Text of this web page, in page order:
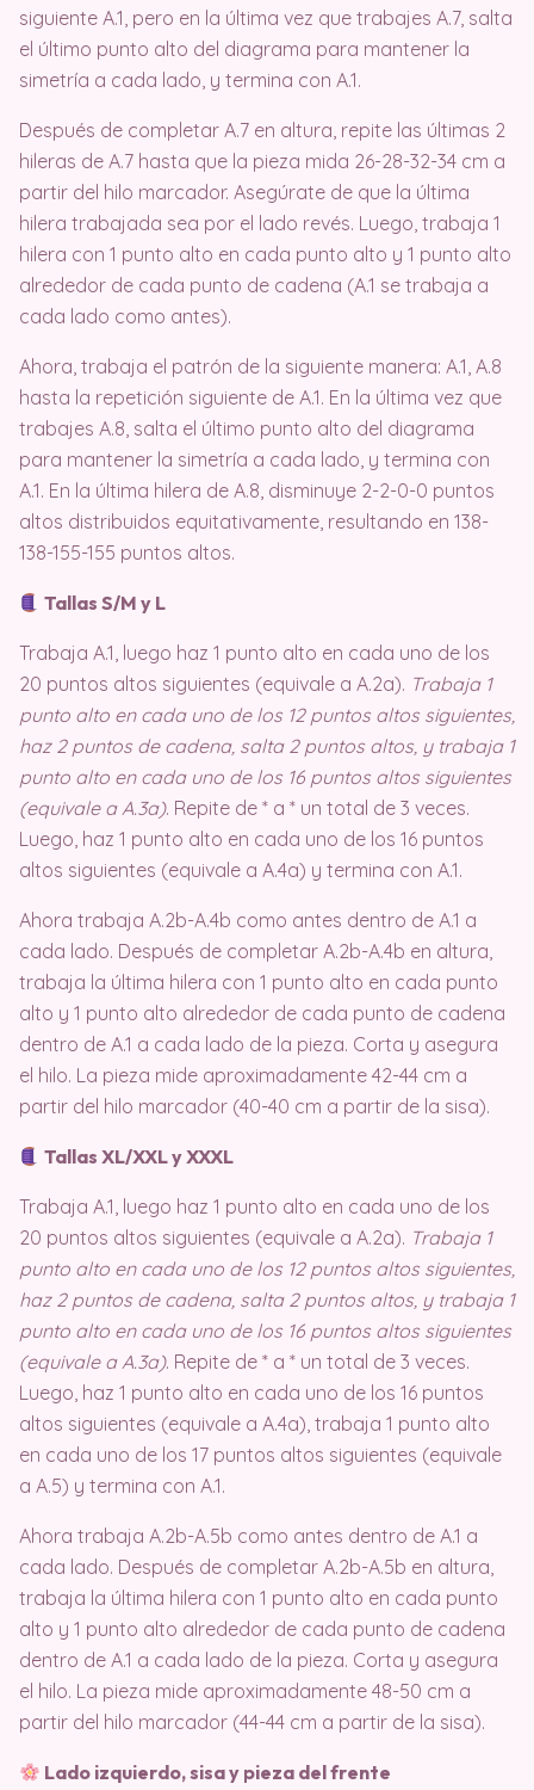
siguiente A.1, pero en la última vez que trabajes A.7, salta
el último punto alto del diagrama para mantener la
simetría a cada lado, y termina con A.1.
Después de completar A.7 en altura, repite las últimas 2
hileras de A.7 hasta que la pieza mida 26-28-32-34 cm a
partir del hilo marcador. Asegúrate de que la última
hilera trabajada sea por el lado revés. Luego, trabaja 1
hilera con 1 punto alto en cada punto alto y 1 punto alto
alrededor de cada punto de cadena (A.1 se trabaja a
cada lado como antes).
Ahora, trabaja el patrón de la siguiente manera: A.1, A.8
hasta la repetición siguiente de A.1. En la última vez que
trabajes A.8, salta el último punto alto del diagrama
para mantener la simetría a cada lado, y termina con
A.1. En la última hilera de A.8, disminuye 2-2-0-0 puntos
altos distribuidos equitativamente, resultando en 138-
138-155-155 puntos altos.
Tallas S/M y L
Trabaja A.1, luego haz 1 punto alto en cada uno de los
20 puntos altos siguientes (equivale a A.2a). Trabaja 1
punto alto en cada uno de los 12 puntos altos siguientes,
haz 2 puntos de cadena, salta 2 puntos altos, y trabaja 1
punto alto en cada uno de los 16 puntos altos siguientes
(equivale a A.3a). Repite de * a * un total de 3 veces.
Luego, haz 1 punto alto en cada uno de los 16 puntos
altos siguientes (equivale a A.4a) y termina con A.1.
Ahora trabaja A.2b-A.4b como antes dentro de A.1 a
cada lado. Después de completar A.2b-A.4b en altura,
trabaja la última hilera con 1 punto alto en cada punto
alto y 1 punto alto alrededor de cada punto de cadena
dentro de A.1 a cada lado de la pieza. Corta y asegura
el hilo. La pieza mide aproximadamente 42-44 cm a
partir del hilo marcador (40-40 cm a partir de la sisa).
Tallas XL/XXL y XXXL
Trabaja A.1, luego haz 1 punto alto en cada uno de los
20 puntos altos siguientes (equivale a A.2a). Trabaja 1
punto alto en cada uno de los 12 puntos altos siguientes,
haz 2 puntos de cadena, salta 2 puntos altos, y trabaja 1
punto alto en cada uno de los 16 puntos altos siguientes
(equivale a A.3a). Repite de * a * un total de 3 veces.
Luego, haz 1 punto alto en cada uno de los 16 puntos
altos siguientes (equivale a A.4a), trabaja 1 punto alto
en cada uno de los 17 puntos altos siguientes (equivale
a A.5) y termina con A.1.
Ahora trabaja A.2b-A.5b como antes dentro de A.1 a
cada lado. Después de completar A.2b-A.5b en altura,
trabaja la última hilera con 1 punto alto en cada punto
alto y 1 punto alto alrededor de cada punto de cadena
dentro de A.1 a cada lado de la pieza. Corta y asegura
el hilo. La pieza mide aproximadamente 48-50 cm a
partir del hilo marcador (44-44 cm a partir de la sisa).
Lado izquierdo, sisa y pieza del frente